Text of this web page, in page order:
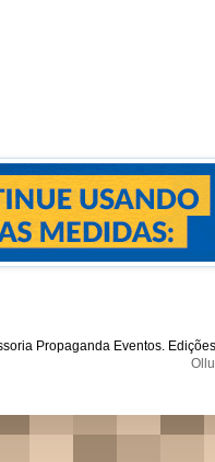
Propaganda Eventos.